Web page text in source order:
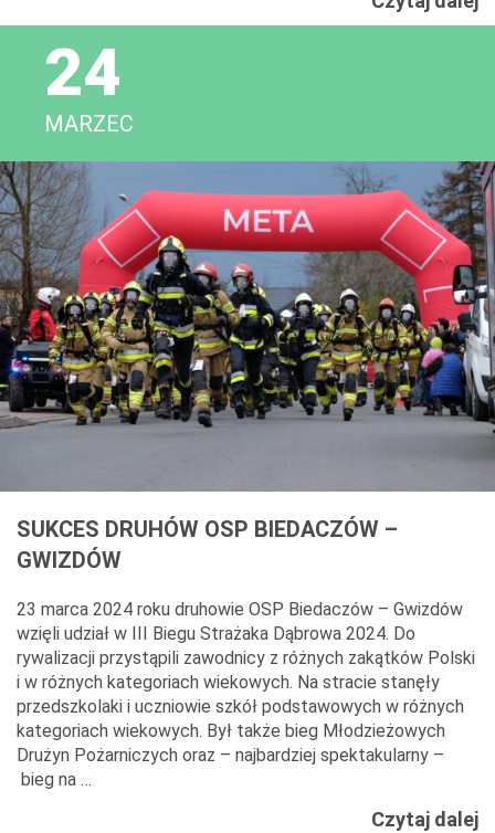
24
MARZEC
SUKCES DRUHÓW OSP BIEDACZÓW –
GWIZDÓW
23 marca 2024 roku druhowie OSP Biedaczów – Gwizdów
wzięli udział w III Biegu Strażaka Dąbrowa 2024. Do
rywalizacji przystąpili zawodnicy z różnych zakątków Polski
i w różnych kategoriach wiekowych. Na stracie stanęły
przedszkolaki i uczniowie szkół podstawowych w różnych
kategoriach wiekowych. Był także bieg Młodzieżowych
Drużyn Pożarniczych oraz – najbardziej spektakularny –
bieg na …
Czytaj dalej